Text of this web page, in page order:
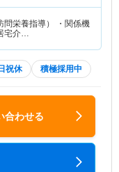
問栄養指導） ・関係機
宅介…
祝休 積極採用中
合わせる